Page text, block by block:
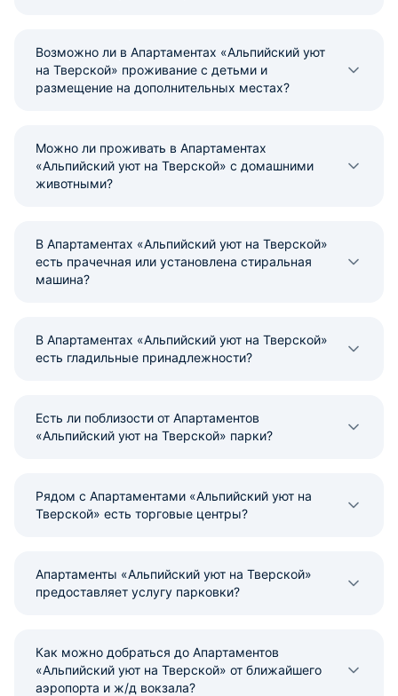
Возможно ли в Апартаментах «Альпийский уют
на Тверской» проживание с детьми и
размещение на дополнительных местах?
Можно ли проживать в Апартаментах
«Альпийский уют на Тверской» с домашними
животными?
В Апартаментах «Альпийский уют на Тверской»
есть прачечная или установлена стиральная
машина?
В Апартаментах «Альпийский уют на Тверской»
есть гладильные принадлежности?
Есть ли поблизости от Апартаментов
«Альпийский уют на Тверской» парки?
Рядом с Апартаментами «Альпийский уют на
Тверской» есть торговые центры?
Апартаменты «Альпийский уют на Тверской»
предоставляет услугу парковки?
Как можно добраться до Апартаментов
«Альпийский уют на Тверской» от ближайшего
аэропорта и ж/д вокзала?